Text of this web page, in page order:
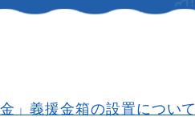
」義援金箱の設置について